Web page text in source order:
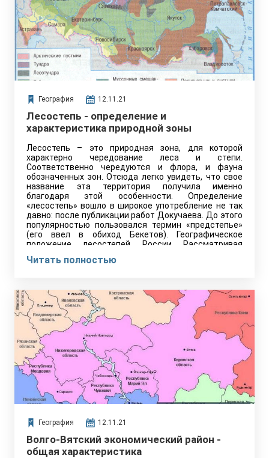
География 12.11.21
Лесостепь - определение и
характеристика природной зоны
Лесостепь – это природная зона, для которой
характерно чередование леса и степи.
Соответственно чередуются и флора, и фауна
обозначенных зон. Отсюда легко увидеть, что свое
название эта территория получила именно
благодаря этой особенности. Определение
«лесостепь» вошло в широкое употребление не так
давно: после публикации работ Докучаева. До этого
популярностью пользовался термин «предстепье»
(его ввел в обиход Бекетов). Географическое
положение лесостепей России Рассматривая
Читать полностью
География 12.11.21
Волго-Вятский экономический район -
общая характеристика